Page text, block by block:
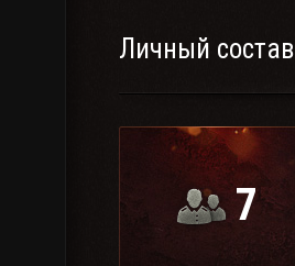
Личный состав
7